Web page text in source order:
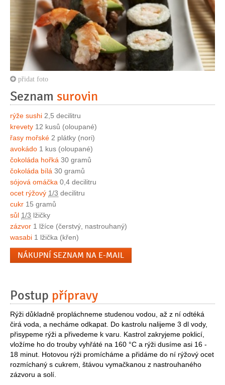
přidat foto
Seznam surovin
rýže sushi 2,5 decilitru
krevety 12 kusů (oloupané)
řasy mořské 2 plátky (nori)
avokádo 1 kus (oloupané)
čokoláda hořká 30 gramů
čokoláda bílá 30 gramů
sójová omáčka 0,4 decilitru
ocet rýžový 1/3 decilitru
cukr 15 gramů
sůl 1/3 lžičky
zázvor 1 lžíce (čerstvý, nastrouhaný)
wasabi 1 lžička (křen)
NÁKUPNÍ SEZNAM NA E-MAIL
Postup přípravy
Rýži důkladně propláchneme studenou vodou, až z ní odtéká
čirá voda, a necháme odkapat. Do kastrolu nalijeme 3 dl vody,
přisypeme rýži a přivedeme k varu. Kastrol zakryjeme poklicí,
vložíme ho do trouby vyhřáté na 160 °C a rýži dusíme asi 16 -
18 minut. Hotovou rýži promícháme a přidáme do ní rýžový ocet
rozmíchaný s cukrem, štávou vymačkanou z nastrouhaného
zázvoru a solí.